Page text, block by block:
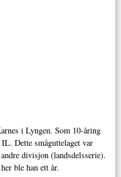
i Lyngen. Som 10-åring
Dette småguttelaget var
divisjon (landsdelsserie).
ble han ett år.